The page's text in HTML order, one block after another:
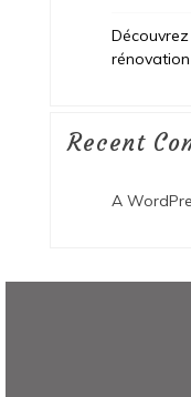
Recent
A